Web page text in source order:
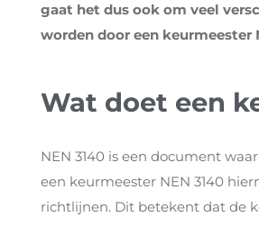
gaat het dus ook om veel
worden door een keurmeester
Wat doet een
NEN 3140 is een document
een keurmeester NEN 3140
richtlijnen. Dit betekent dat de